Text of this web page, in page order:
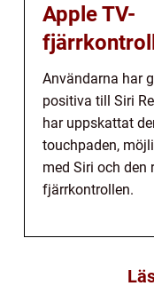
Apple TV-
Användarna har
positiva till Siri
har uppskattat
touchpaden,
med Siri och den
fjärrkontrollen.